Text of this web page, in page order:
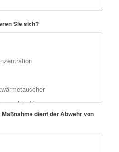
Sie sich?
dient der Abwehr von